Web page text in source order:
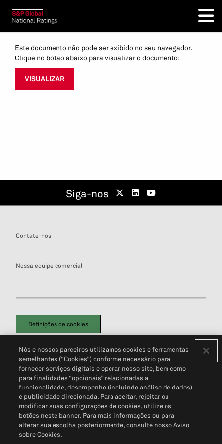
Este documento não pode ser exibido no seu navegador.
Clique no botão abaixo para visualizar o documento:
VISUALIZAR
Siga-nos
Contate-nos
Nossa equipe comercial
Definições de cookies
Política de PrivacidadePortal de privacidade do cliente (em inglês)
Não Venda Minhas Informações Pessoais© 2026 S&P Global
Nós e nossos parceiros utilizamos cookies e ferramentas
semelhantes (“Cookies”) conforme necessário para
fornecer serviços digitais e operar nosso site, bem como
para finalidades “opcionais” relacionadas a
funcionalidade, desempenho (incluindo análise de dados)
e publicidade direcionada. Para aceitar, rejeitar ou
modificar suas configurações de cookies, utilize os
botões neste banner. Para mais informações ou para
alterar sua escolha posteriormente, consulte nosso Aviso
sobre Cookies.